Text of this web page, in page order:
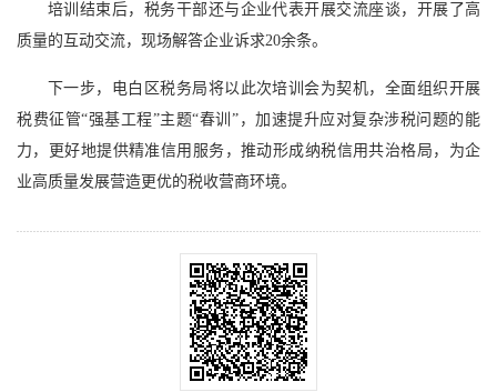
培训结束后，税务干部还与企业代表开展交流座谈，开展了高
质量的互动交流，现场解答企业诉求20余条。
下一步，电白区税务局将以此次培训会为契机，全面组织开展
税费征管“强基工程”主题“春训”，加速提升应对复杂涉税问题的能
力，更好地提供精准信用服务，推动形成纳税信用共治格局，为企
业高质量发展营造更优的税收营商环境。